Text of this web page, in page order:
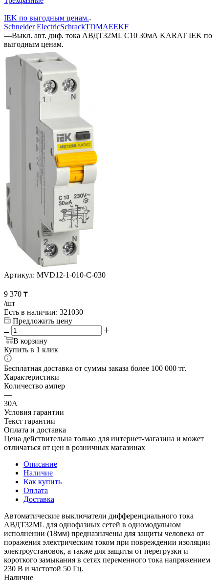
—
IEK по выгодным ценам.
Schneider ElectricSchrackTDMАЕEKF
—Выкл. авт. диф. тока АВДТ32МL С10 30мА KARAT IEK по
выгодным ценам.
Артикул: MVD12-1-010-C-030
9 370 ₸
/шт
Есть в наличии: 321030
Предложить цену
В корзину
Купить в 1 клик
Бесплатная доставка от суммы заказа более 100 000 тг.
Характеристики
Количество ампер
—
30А
Условия гарантии
Текст гарантии
Оплата и доставка
Цена действительна только для интернет-магазина и может
отличаться от цен в розничных магазинах
Описание
Наличие
Как купить
Оплата
Доставка
Автоматические выключатели дифференциального тока
АВДТ32МL для однофазных сетей в одномодульном
исполнении (18мм) предназначены для защиты человека от
поражения электрическим током при повреждении изоляции
электроустановок, а также для защиты от перегрузки и
короткого замыкания в сетях переменного тока напряжением
230 В и частотой 50 Гц.
Наличие